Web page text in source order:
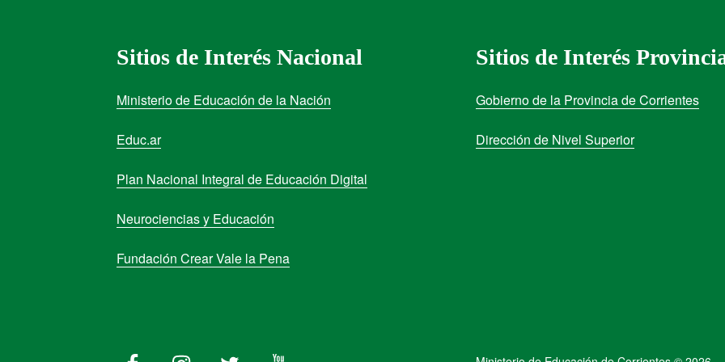
Sitios de Interés Nacional
Ministerio de Educación de la Nación
Educ.ar
Plan Nacional Integral de Educación Digital
Neurociencias y Educación
Fundación Crear Vale la Pena
Sitios de Interés
Gobierno de la Provincia de Corrientes
Dirección de Nivel Superior